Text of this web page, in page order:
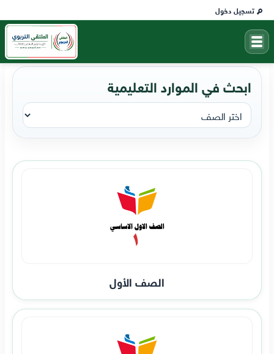
تسجيل دخول
ابحث في الموارد التعليمية
الصف الأول